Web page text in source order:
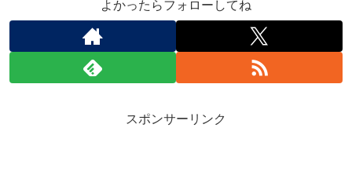
よかったらフォローしてね
スポンサーリンク